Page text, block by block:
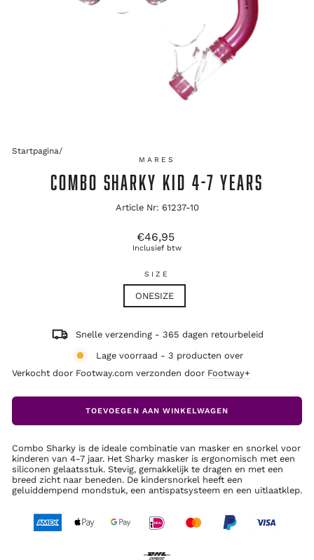
Startpagina/
MARES
COMBO SHARKY KID 4-7 YEARS
Article Nr: 61237-10
Oorspronkelijke
prijs
€46,95
Inclusief btw
SIZE
ONESIZE
Snelle verzending - 365 dagen retourbeleid
Lage voorraad - 3 producten over
Verkocht door Footway.com verzonden door Footway+
TOEVOEGEN AAN WINKELWAGEN
Combo Sharky is de ideale combinatie van masker en snorkel voor
kinderen van 4-7 jaar. Het Sharky masker is ergonomisch met een
siliconen gelaatsstuk. Stevig, gemakkelijk te dragen en met een
breed zicht naar beneden. De kindersnorkel heeft een
geluiddempend mondstuk, een antispatsysteem en een uitlaatklep.